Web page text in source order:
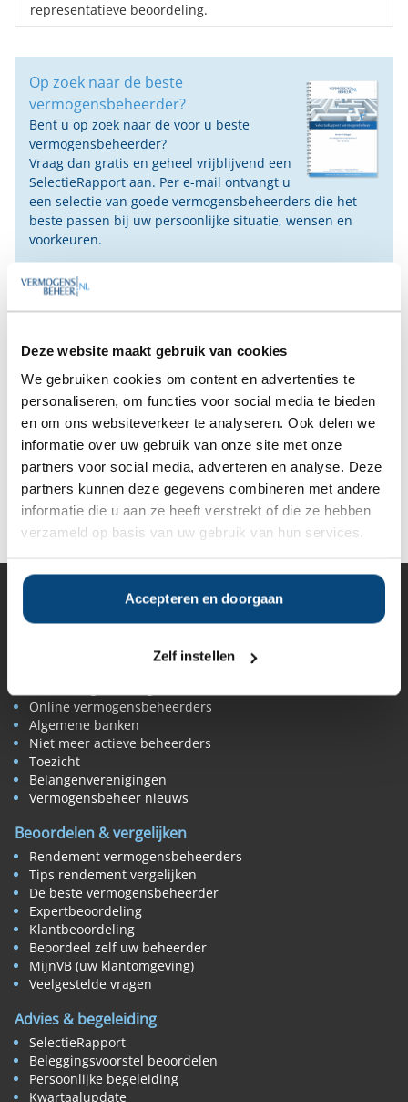
Deze website maakt gebruik van cookies
We gebruiken cookies om content en advertenties te
personaliseren, om functies voor social media te bieden
en om ons websiteverkeer te analyseren. Ook delen we
informatie over uw gebruik van onze site met onze
partners voor social media, adverteren en analyse. Deze
partners kunnen deze gegevens combineren met andere
informatie die u aan ze heeft verstrekt of die ze hebben
verzameld op basis van uw gebruik van hun services.
Accepteren en doorgaan
Zelf instellen
representatieve beoordeling.
Op zoek naar de beste
vermogensbeheerder?
Bent u op zoek naar de voor u beste
vermogensbeheerder?
Vraag dan gratis en geheel vrijblijvend een
SelectieRapport aan. Per e-mail ontvangt u
een selectie van goede vermogensbeheerders die het
beste passen bij uw persoonlijke situatie, wensen en
voorkeuren.
Gratis Selectierapport
Anderen bekeken ook:
Vanaf
€150.000
Vanaf
€150.000
Vanaf
€50.000
Vanaf
€250.000
Deel op Facebook
Deel op XDeel op LinkedIn
Vermogensbeheer
Online vermogensbeheerders
Algemene banken
Niet meer actieve beheerders
Toezicht
Belangenverenigingen
Vermogensbeheer nieuws
Beoordelen & vergelijken
Rendement vermogensbeheerders
Tips rendement vergelijken
De beste vermogensbeheerder
Expertbeoordeling
Klantbeoordeling
Beoordeel zelf uw beheerder
MijnVB (uw klantomgeving)
Veelgestelde vragen
Advies & begeleiding
SelectieRapport
Beleggingsvoorstel beoordelen
Persoonlijke begeleiding
Kwartaalupdate